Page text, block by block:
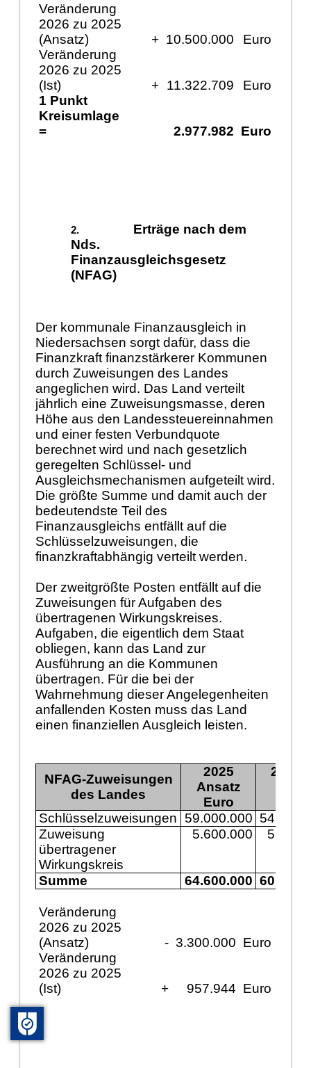
Veränderung
2026 zu 2025
(Ansatz)
+ 10.500.000
Euro
Veränderung
2026 zu 2025
(Ist)
+ 11.322.709
Euro
1 Punkt
Kreisumlage
=
2.977.982 Euro
Erträge nach dem
Nds.
Finanzausgleichsgesetz
(NFAG)
Der kommunale Finanzausgleich in
Niedersachsen sorgt dafür, dass die
Finanzkraft finanzstärkerer Kommunen
durch Zuweisungen des Landes
angeglichen wird. Das Land verteilt
jährlich eine Zuweisungsmasse, deren
Höhe aus den Landessteuereinnahmen
und einer festen Verbundquote
berechnet wird und nach gesetzlich
geregelten Schlüssel- und
Ausgleichsmechanismen aufgeteilt wird.
Die größte Summe und damit auch der
bedeutendste Teil des
Finanzausgleichs entfällt auf die
Schlüsselzuweisungen, die
finanzkraftabhängig verteilt werden.
Der zweitgrößte Posten entfällt auf die
Zuweisungen für Aufgaben des
übertragenen Wirkungskreises.
Aufgaben, die eigentlich dem Staat
obliegen, kann das Land zur
Ausführung an die Kommunen
übertragen. Für die bei der
Wahrnehmung dieser Angelegenheiten
anfallenden Kosten muss das Land
einen finanziellen Ausgleich leisten.
NFAG-Zuweisungen
des Landes
2025
Ansatz
2025
Euro
Schlüsselzuweisungen
59.000.000
Zuweisung
übertragener
Wirkungskreis
5.600.000
Summe 64.600.000
Veränderung
2026 zu 2025
(Ansatz)
- 3.300.000 Euro
Veränderung
2026 zu 2025
(Ist)
+ 957.944 Euro